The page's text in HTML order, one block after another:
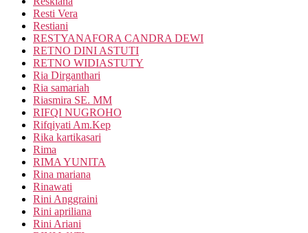
Resti Vera
Restiani
RESTYANAFORA CANDRA DEWI
RETNO DINI ASTUTI
RETNO WIDIASTUTY
Ria Dirganthari
Ria samariah
Riasmira SE. MM
RIFQI NUGROHO
Rifqiyati Am.Kep
Rika kartikasari
Rima
RIMA YUNITA
Rina mariana
Rinawati
Rini Anggraini
Rini apriliana
Rini Ariani